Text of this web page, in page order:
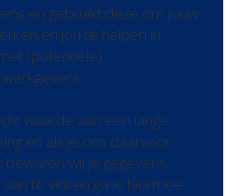
en gebruikt deze om jouw
en jou te helpen in
(potentiële)
waarde aan een lange
en als je ons daarvoor
wij je gegevens.
te vinken ga je hiermee